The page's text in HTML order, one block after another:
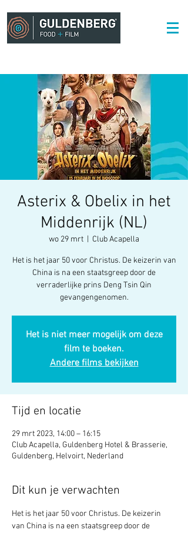
Asterix & Obelix in het
Middenrijk (NL)
wo 29 mrt Club Acapella
Het is het jaar 50 voor Christus. De keizerin van
China is na een staatsgreep door de
verraderlijke prins Deng Tsin Qin
gevangengenomen.
Het is niet meer mogelijk om deze
film te boeken.
Andere films bekijken
Tijd en locatie
29 mrt 2023, 14:00 – 16:15
Club Acapella, Guldenberg Hotel & Brasserie,
Guldenberg, Helvoirt, Nederland
Dit kun je verwachten
Het is het jaar 50 voor Christus. De keizerin
van China is na een staatsgreep door de